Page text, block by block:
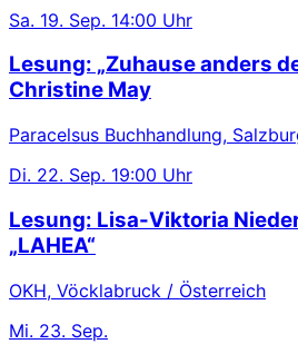
Sa. 19. Sep. 14:00 Uhr
Lesung: „Zuhause anders
Christine May
Paracelsus Buchhandlung,
Di. 22. Sep. 19:00 Uhr
Lesung: Lisa-Viktoria
„LAHEA“
OKH, Vöcklabruck / Österreich
Mi. 23. Sep.